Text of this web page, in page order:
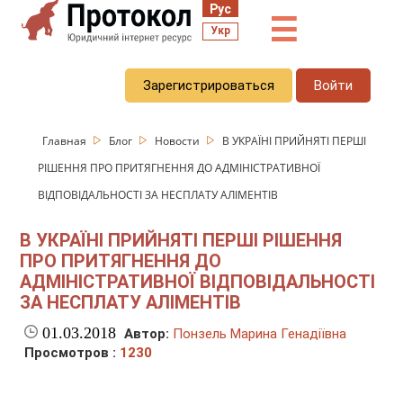
Рус
Укр ☰
Зарегистрироваться Войти
Главная Блог Новости
В УКРАЇНІ ПРИЙНЯТІ ПЕРШІ
РІШЕННЯ ПРО ПРИТЯГНЕННЯ ДО АДМІНІСТРАТИВНОЇ
ВІДПОВІДАЛЬНОСТІ ЗА НЕСПЛАТУ АЛІМЕНТІВ
В УКРАЇНІ ПРИЙНЯТІ ПЕРШІ РІШЕННЯ
ПРО ПРИТЯГНЕННЯ ДО
АДМІНІСТРАТИВНОЇ ВІДПОВІДАЛЬНОСТІ
ЗА НЕСПЛАТУ АЛІМЕНТІВ
01.03.2018 Автор: Понзель Марина Генадіївна
Просмотров : 1230